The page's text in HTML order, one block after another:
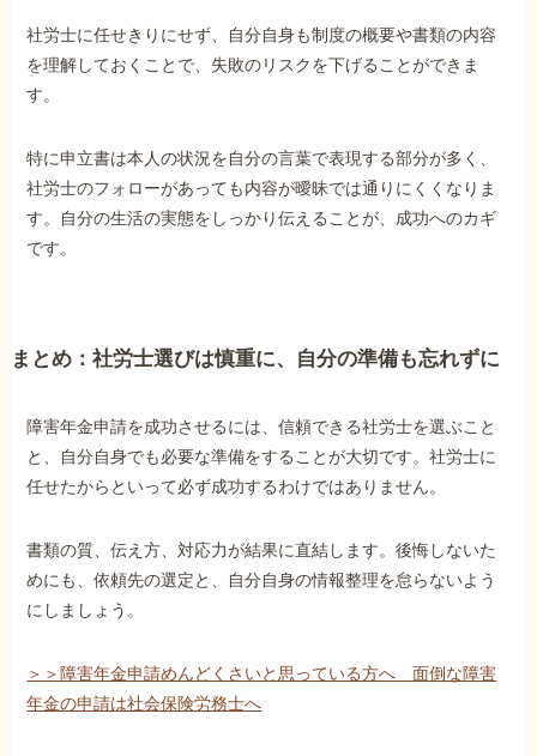
社労士に任せきりにせず、自分自身も制度の概要や書類の内容
を理解しておくことで、失敗のリスクを下げることができま
す。
特に申立書は本人の状況を自分の言葉で表現する部分が多く、
社労士のフォローがあっても内容が曖昧では通りにくくなりま
す。自分の生活の実態をしっかり伝えることが、成功へのカギ
です。
まとめ：社労士選びは慎重に、自分の準備も忘れずに
障害年金申請を成功させるには、信頼できる社労士を選ぶこと
と、自分自身でも必要な準備をすることが大切です。社労士に
任せたからといって必ず成功するわけではありません。
書類の質、伝え方、対応力が結果に直結します。後悔しないた
めにも、依頼先の選定と、自分自身の情報整理を怠らないよう
にしましょう。
＞＞障害年金申請めんどくさいと思っている方へ 面倒な障害
年金の申請は社会保険労務士へ